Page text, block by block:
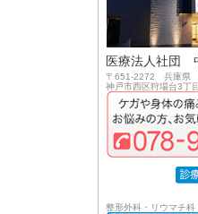
医療法人社団
〒651-2272 兵庫県
神戸市西区狩場台3丁
整形外科・リウマチ